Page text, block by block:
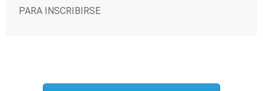
PARA INSCRIBIRSE